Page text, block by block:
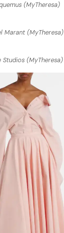
(MyTheresa)
Marant (MyTheresa)
Studios (MyTheresa)